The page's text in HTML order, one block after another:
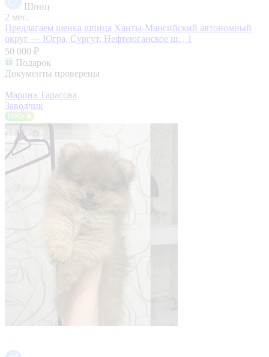
Шпиц
2 мес.
Предлагаем щенка шпица Ханты-Мансийский автономный
округ — Югра, Сургут, Нефтеюганское ш. , 1
50 000 ₽
Подарок
Документы проверены
Марина Тарасова
Заводчик